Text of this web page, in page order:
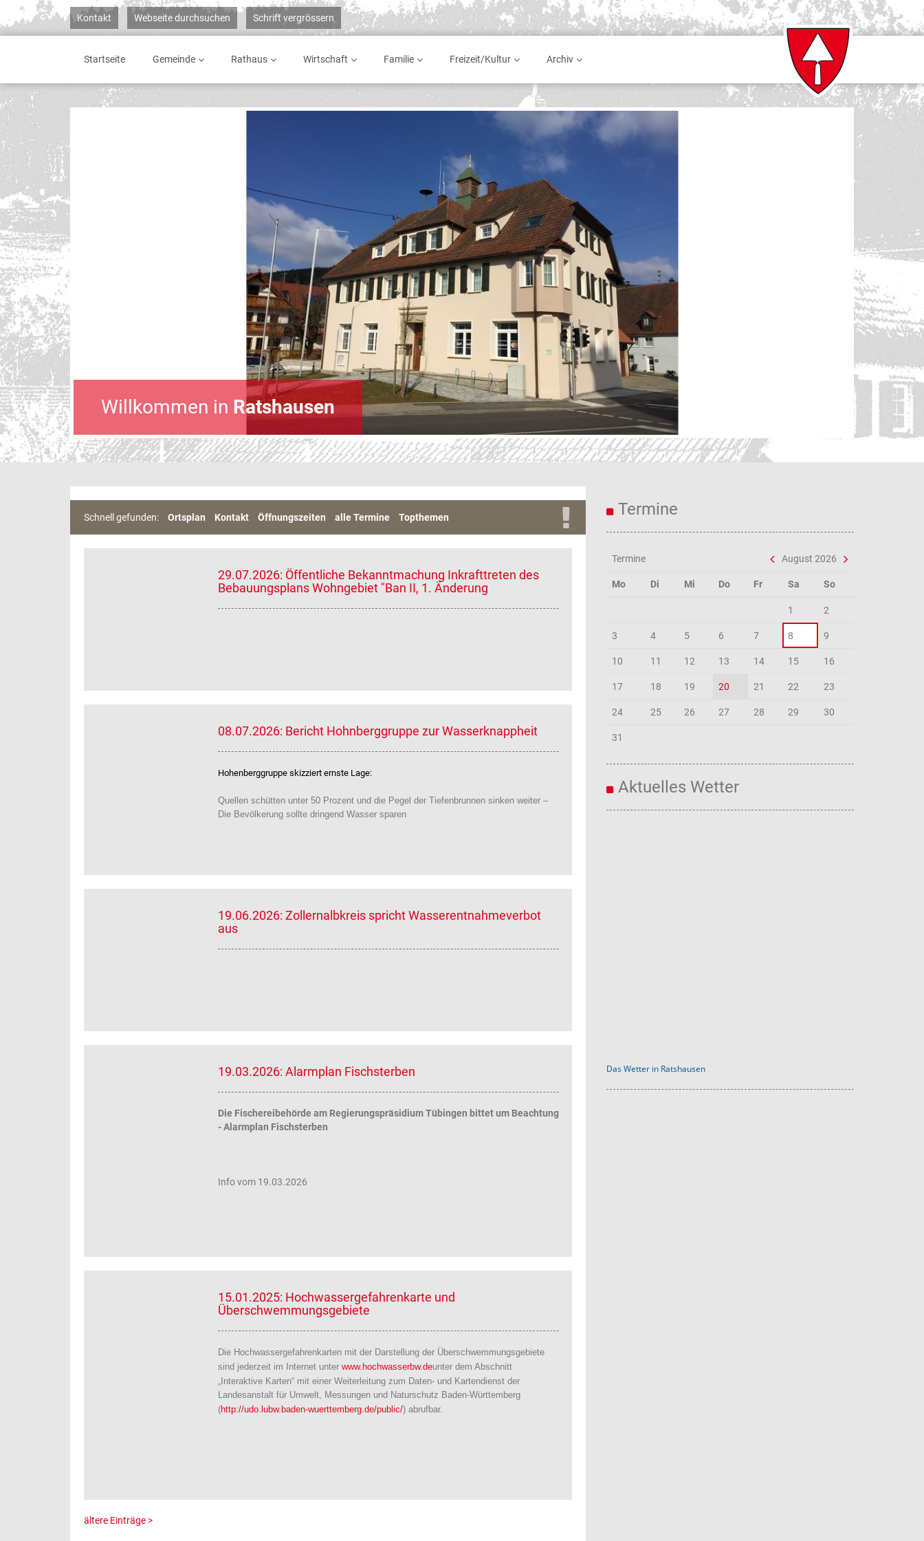
Kontakt Webseite durchsuchen Schrift vergrössern
Startseite Gemeinde Rathaus Wirtschaft Familie Freizeit/Kultur Archiv
Willkommen in Ratshausen
Schnell gefunden: Ortsplan Kontakt Öffnungszeiten alle Termine Topthemen
29.07.2026: Öffentliche Bekanntmachung Inkrafttreten des
Bebauungsplans Wohngebiet "Ban II, 1. Änderung
08.07.2026: Bericht Hohnberggruppe zur Wasserknappheit
Hohenberggruppe skizziert ernste Lage:
Quellen schütten unter 50 Prozent und die Pegel der Tiefenbrunnen sinken weiter –
Die Bevölkerung sollte dringend Wasser sparen
19.06.2026: Zollernalbkreis spricht Wasserentnahmeverbot
aus
19.03.2026: Alarmplan Fischsterben
Die Fischereibehörde am Regierungspräsidium Tübingen bittet um Beachtung
- Alarmplan Fischsterben
Info vom 19.03.2026
15.01.2025: Hochwassergefahrenkarte und
Überschwemmungsgebiete
Die Hochwassergefahrenkarten mit der Darstellung der Überschwemmungsgebiete
sind jederzeit im Internet unter www.hochwasserbw.deunter dem Abschnitt
„Interaktive Karten“ mit einer Weiterleitung zum Daten- und Kartendienst der
Landesanstalt für Umwelt, Messungen und Naturschutz Baden-Württemberg
(http://udo.lubw.baden-wuerttemberg.de/public/) abrufbar.
ältere Einträge >
Termine
Termine August 2026
Mo Di Mi Do Fr Sa So
1 2
3 4 5 6 7 8 9
10 11 12 13 14 15 16
17 18 19 20 21 22 23
24 25 26 27 28 29 30
31
Aktuelles Wetter
Das Wetter in Ratshausen